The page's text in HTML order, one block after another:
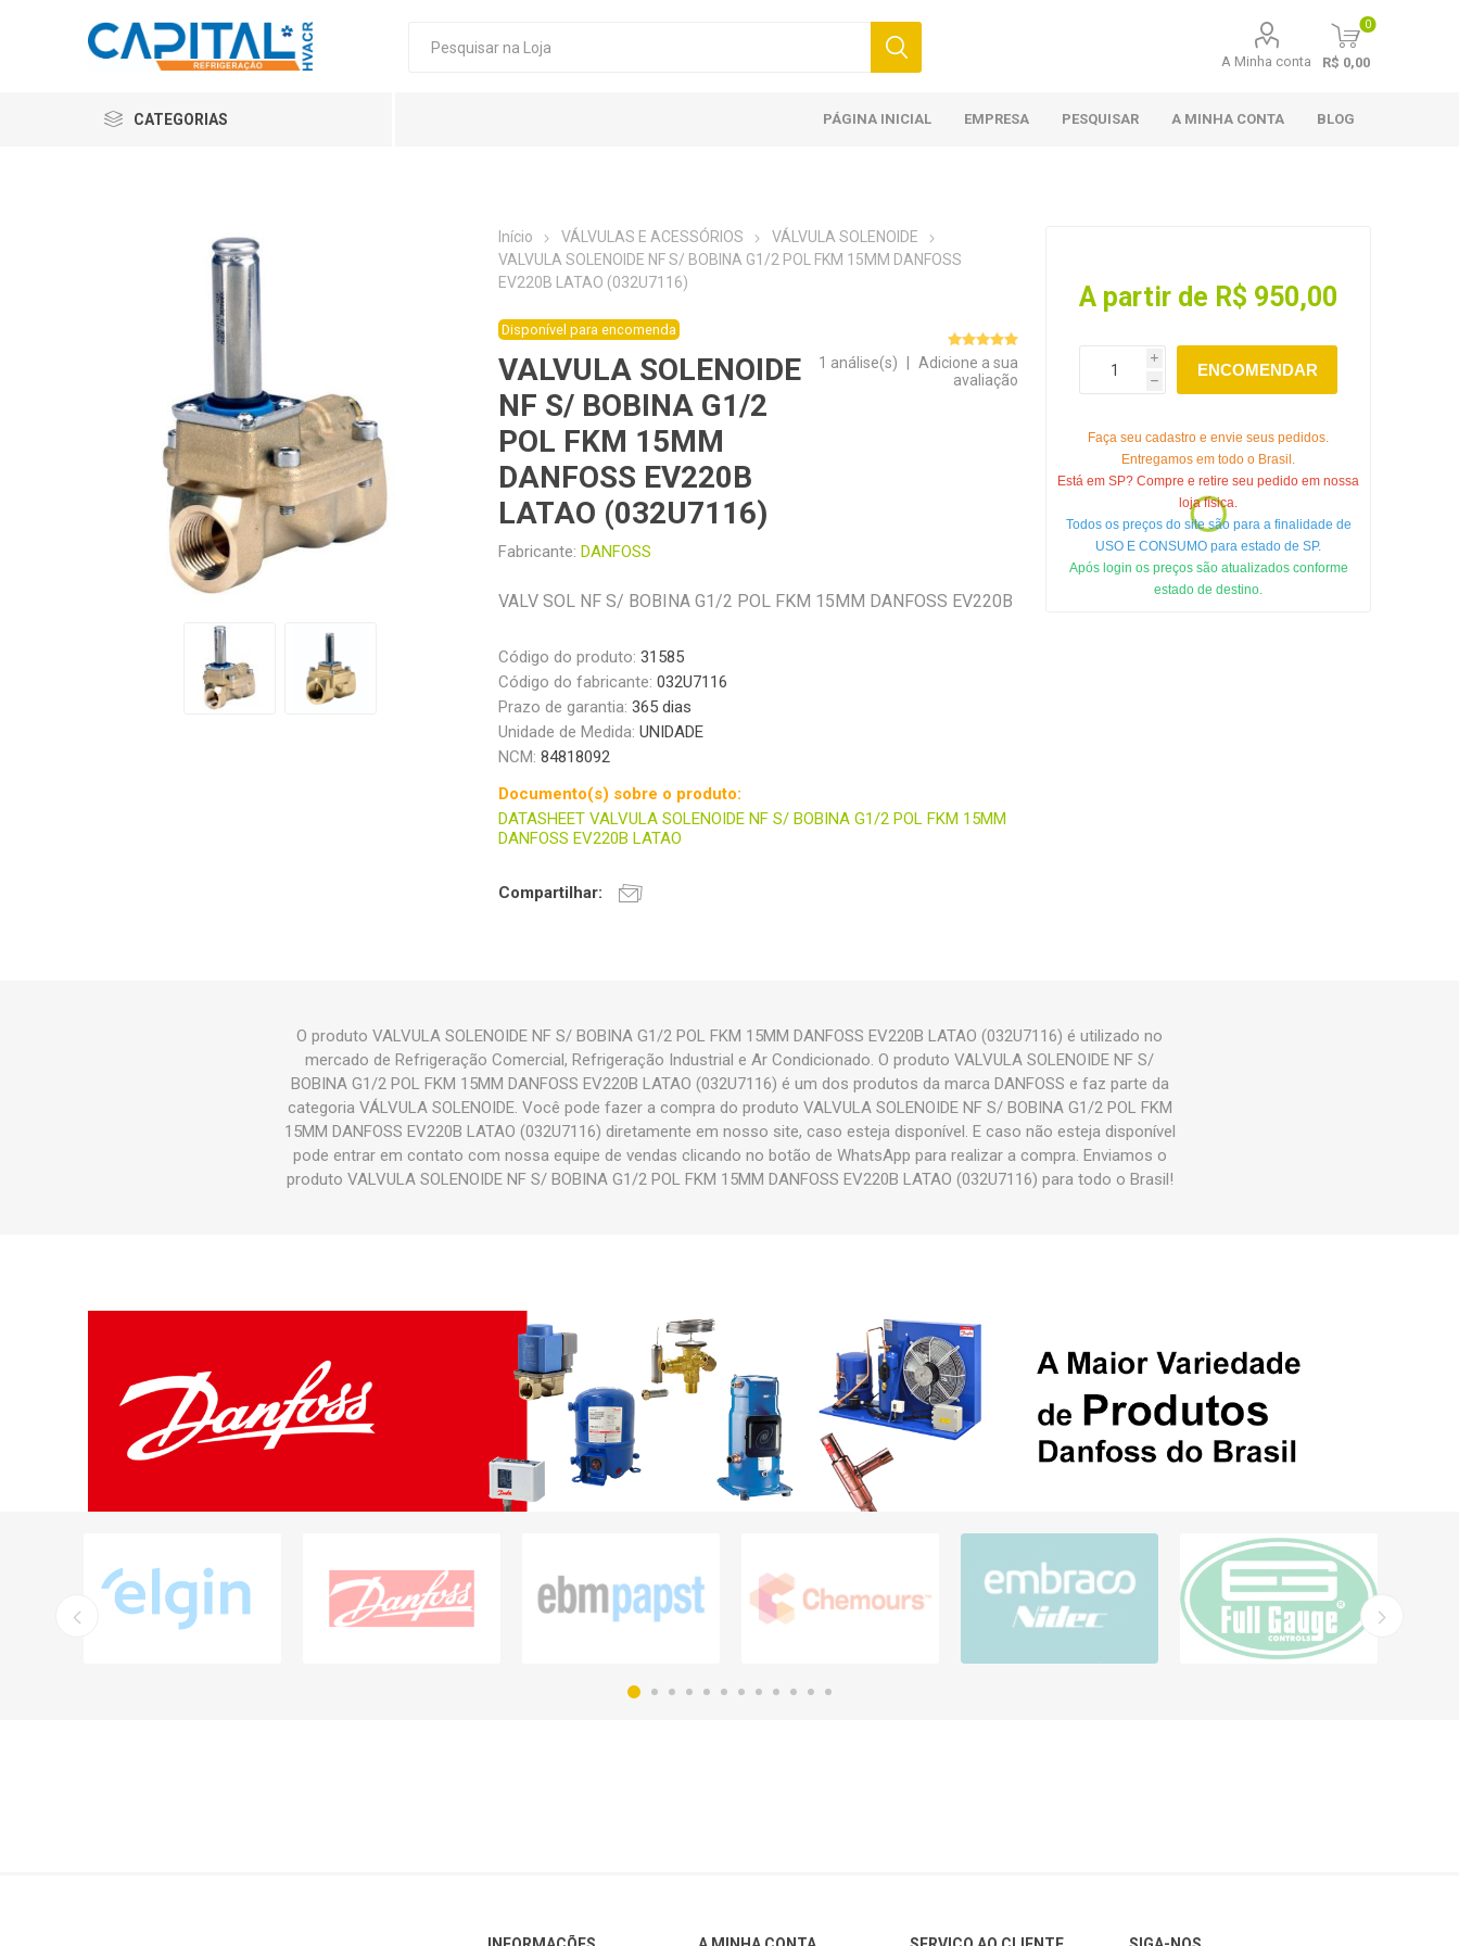
A Minha conta
0
R$ 0,00
CATEGORIAS PÁGINA INICIAL EMPRESA PESQUISAR A MINHA CONTA BLOG
Início VÁLVULAS E ACESSÓRIOS
VÁLVULA SOLENOIDE
VALVULA SOLENOIDE NF S/ BOBINA G1/2 POL FKM 15MM DANFOSS
EV220B LATAO (032U7116)
Disponível para encomenda
VALVULA SOLENOIDE
NF S/ BOBINA G1/2
POL FKM 15MM
DANFOSS EV220B
LATAO (032U7116)
Fabricante: DANFOSS
1 análise(s)
Adicione a sua
avaliação
VALV SOL NF S/ BOBINA G1/2 POL FKM 15MM DANFOSS EV220B
Código do produto: 31585
Código do fabricante: 032U7116
Prazo de garantia:365 dias
Unidade de Medida:UNIDADE
NCM:84818092
Documento(s) sobre o produto:
DATASHEET VALVULA SOLENOIDE NF S/ BOBINA G1/2 POL FKM 15MM
DANFOSS EV220B LATAO
Compartilhar:
A partir de R$ 950,00
i
h
ENCOMENDAR
Faça seu cadastro e envie seus pedidos.
Entregamos em todo o Brasil.
Está em SP? Compre e retire seu pedido em nossa
loja física.
Todos os preços do site são para a finalidade de
USO E CONSUMO para estado de SP.
Após login os preços são atualizados conforme
estado de destino.
O produto VALVULA SOLENOIDE NF S/ BOBINA G1/2 POL FKM 15MM DANFOSS EV220B LATAO (032U7116) é utilizado no
mercado de Refrigeração Comercial, Refrigeração Industrial e Ar Condicionado. O produto VALVULA SOLENOIDE NF S/
BOBINA G1/2 POL FKM 15MM DANFOSS EV220B LATAO (032U7116) é um dos produtos da marca DANFOSS e faz parte da
categoria VÁLVULA SOLENOIDE. Você pode fazer a compra do produto VALVULA SOLENOIDE NF S/ BOBINA G1/2 POL FKM
15MM DANFOSS EV220B LATAO (032U7116) diretamente em nosso site, caso esteja disponível. E caso não esteja disponível
pode entrar em contato com nossa equipe de vendas clicando no botão de WhatsApp para realizar a compra. Enviamos o
produto VALVULA SOLENOIDE NF S/ BOBINA G1/2 POL FKM 15MM DANFOSS EV220B LATAO (032U7116) para todo o Brasil!